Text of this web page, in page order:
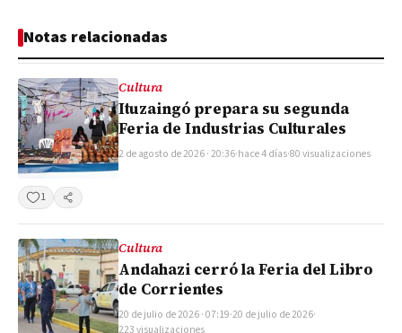
Notas relacionadas
Cultura
Ituzaingó prepara su segunda
Feria de Industrias Culturales
2 de agosto de 2026 · 20:36·hace 4 días·80 visualizaciones
1 Compartir
Cultura
Andahazi cerró la Feria del Libro
de Corrientes
20 de julio de 2026 · 07:19·20 de julio de 2026·